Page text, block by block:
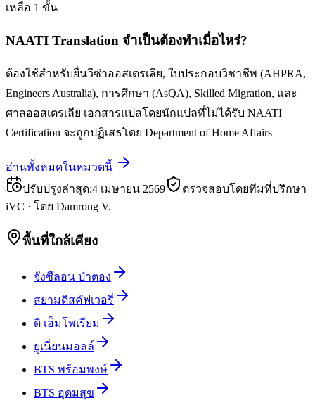
เหลือ 1 ขั้น
NAATI Translation จำเป็นต้องทำเมื่อไหร่?
ต้องใช้สำหรับยื่นวีซ่าออสเตรเลีย, ใบประกอบวิชาชีพ (AHPRA,
Engineers Australia), การศึกษา (AsQA), Skilled Migration, และ
ศาลออสเตรเลีย เอกสารแปลโดยนักแปลที่ไม่ได้รับ NAATI
Certification จะถูกปฏิเสธโดย Department of Home Affairs
อ่านทั้งหมดในหมวดนี้
ปรับปรุงล่าสุด:4 เมษายน 2569
ตรวจสอบโดยทีมที่ปรึกษา
iVC · โดย Damrong V.
พื้นที่ใกล้เคียง
จังซีลอน ป่าตอง
สยามดิสคัฟเวอรี่
ดิ เอ็มโพเรียม
ยูเนี่ยนมอลล์
BTS พร้อมพงษ์
BTS อุดมสุข